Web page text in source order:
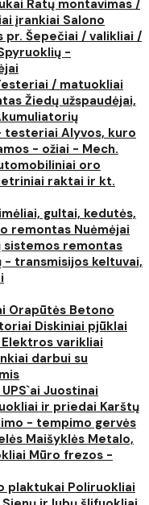
Ratų montavimas /
įrankiai Salono
pr. Šepečiai / valikliai /
-
/ matuokliai
Žiedų užspaudėjai,
testeriai Alyvos, kuro
- ožiai - Mech.
oro
raktai ir kt.
gultai, kedutės,
remontas Nuėmėjai
sistemos remontas
- transmisijos keltuvai,
Orapūtės Betono
Diskiniai pjūklai
Elektros varikliai
darbui su
Juostinai
ir priedai Karštų
- tempimo gervės
Maišyklės Metalo,
Mūro frezos -
plaktukai Poliruokliai